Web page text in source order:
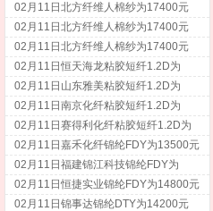
02月11日北方纤维人棉纱为17400元
02月11日北方纤维人棉纱为17400元
02月11日北方纤维人棉纱为17400元
02月11日恒天海龙粘胶短纤1.2D为
12800元
02月11日山东雅美粘胶短纤1.2D为
12900元
02月11日南京化纤粘胶短纤1.2D为
12600元
02月11日赛得利化纤粘胶短纤1.2D为
13000元
02月11日嘉禾化纤锦纶FDY为13500元
02月11日福建锦江科技锦纶FDY为
15200元
02月11日恒捷实业锦纶FDY为14800元
02月11日锦事达锦纶DTY为14200元